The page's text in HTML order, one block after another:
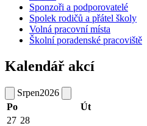
Sponzoři a podporovatelé
Spolek rodičů a přátel školy
Volná pracovní místa
Školní poradenské pracoviště
Kalendář akcí
Srpen2026
Po
Út
27 28